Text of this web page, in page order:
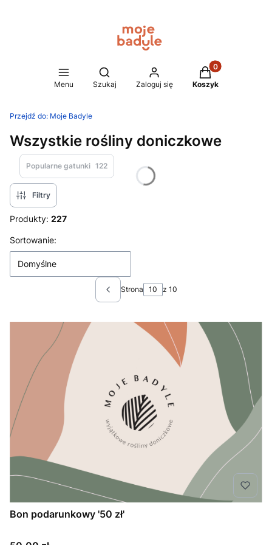
Menu
Otwórz wyszukiwarkę
Szukaj Zaloguj się
Produkty w
Koszyk
Przejdź do: Moje Badyle
Wszystkie rośliny doniczkowe
Popularne gatunki 122
Filtry
Produkty: 227
Lista produktów
Sortowanie:
Domyślne
Poprzednie produkty
Strona z 10
Bon podarunkowy '50 zł'